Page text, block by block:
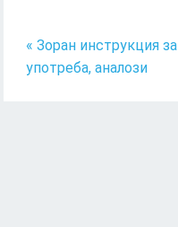
« Зоран инструкция за
употреба, аналози